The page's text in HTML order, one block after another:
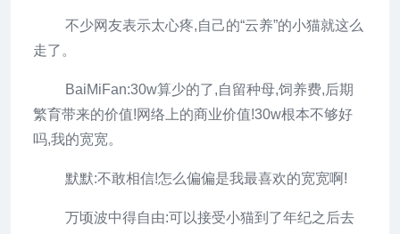
不少网友表示太心疼,自己的“云养”的小猫就这么
走了。
BaiMiFan:30w算少的了,自留种母,饲养费,后期
繁育带来的价值!网络上的商业价值!30w根本不够好
吗,我的宽宽。
默默:不敢相信!怎么偏偏是我最喜欢的宽宽啊!
万顷波中得自由:可以接受小猫到了年纪之后去